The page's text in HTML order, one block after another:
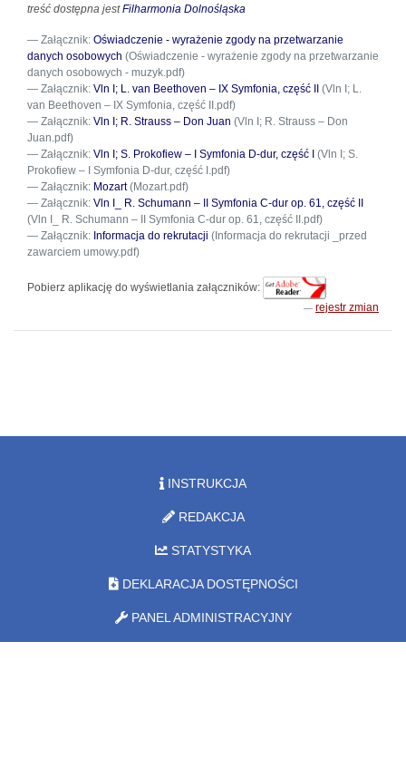
treść dostępna jestFilharmonia Dolnośląska
Załącznik: Oświadczenie - wyrażenie zgody na przetwarzanie
danych osobowych (Oświadczenie - wyrażenie zgody na przetwarzanie
danych osobowych - muzyk.pdf)
Załącznik: Vln I; L. van Beethoven – IX Symfonia, część II (Vln I; L.
van Beethoven – IX Symfonia, część II.pdf)
Załącznik: Vln I; R. Strauss – Don Juan (Vln I; R. Strauss – Don
Juan.pdf)
Załącznik: Vln I; S. Prokofiew – I Symfonia D-dur, część I (Vln I; S.
Prokofiew – I Symfonia D-dur, część I.pdf)
Załącznik: Mozart(Mozart.pdf)
Załącznik: Vln I_ R. Schumann – II Symfonia C-dur op. 61, część II
(Vln I_ R. Schumann – II Symfonia C-dur op. 61, część II.pdf)
Załącznik: Informacja do rekrutacji (Informacja do rekrutacji _przed
zawarciem umowy.pdf)
Pobierz aplikację do wyświetlania załączników:
rejestr zmian
INSTRUKCJA
REDAKCJA
STATYSTYKA
DEKLARACJA DOSTĘPNOŚCI
PANEL ADMINISTRACYJNY